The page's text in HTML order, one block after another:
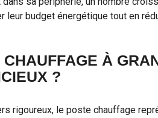
budget énergétique tout en
À
?
rigoureux, le poste chauffage